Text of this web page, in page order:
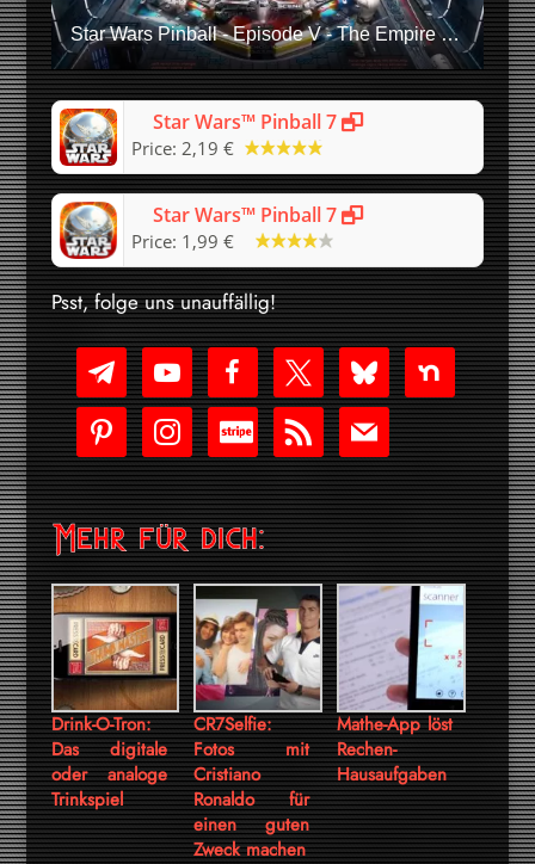
Star Wars Pinball - Episode V - The Empire Strikes Back Table Trailer
Star Wars™ Pinball 7
Price: 2,19 €
Star Wars™ Pinball 7
Price: 1,99 €
+
Psst, folge uns unauffällig!
telegramyoutube-
play
facebookx blueskynextdoor
pinterestinstagram
cc-
stripe
rss mail
Mehr für dich:
Drink-O-Tron:
Das digitale
oder analoge
Trinkspiel
CR7Selfie:
Fotos mit
Cristiano
Ronaldo für
einen guten
Zweck machen
Mathe-App löst
Rechen-
Hausaufgaben